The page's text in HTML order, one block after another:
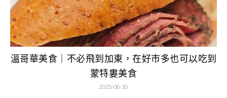
溫哥華美食｜不必飛到加東，在好市多也可以吃到
蒙特婁美食
2025-06-30